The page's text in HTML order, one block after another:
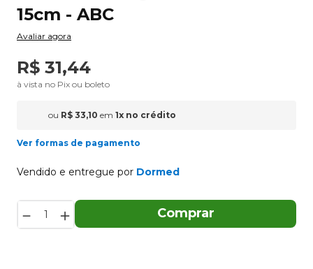
15cm - ABC
Avaliar agora
R$ 31,44
à vista no Pix ou boleto
ou R$ 33,10 em 1x no crédito
Ver formas de pagamento
Vendido e entregue por Dormed
＋
－ Comprar